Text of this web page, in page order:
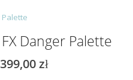
Palette
Danger Palette
399,00 zł